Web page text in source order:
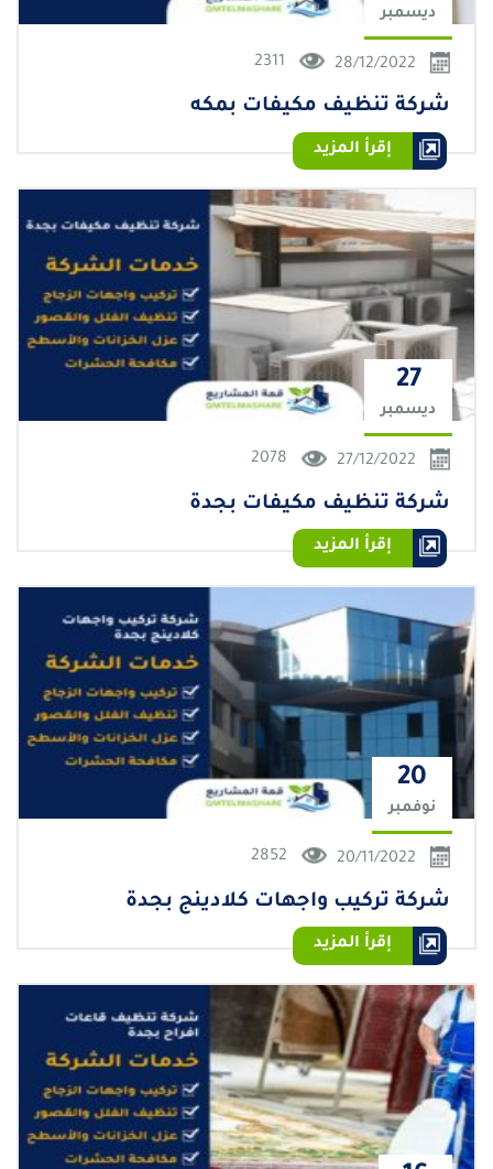
ديسمبر
شركة تنظيف مكيفات بمكه
إقرأ المزيد
27
ديسمبر
شركة تنظيف مكيفات بجدة
إقرأ المزيد
20
نوفمبر
شركة تركيب واجهات كلادينج بجدة
إقرأ المزيد